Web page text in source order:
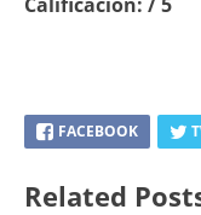
FACEBOOK
Related